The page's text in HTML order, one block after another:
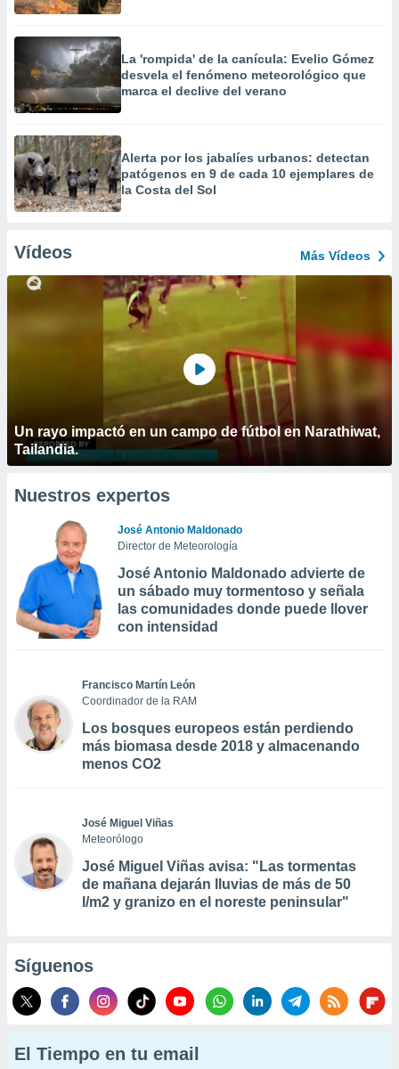
La 'rompida' de la canícula: Evelio Gómez
desvela el fenómeno meteorológico que
marca el declive del verano
Alerta por los jabalíes urbanos: detectan
patógenos en 9 de cada 10 ejemplares de
la Costa del Sol
Vídeos Más Vídeos
Un rayo impactó en un campo de fútbol en Narathiwat,
Tailandia.
Nuestros expertos
José Antonio Maldonado
Director de Meteorología
José Antonio Maldonado advierte de
un sábado muy tormentoso y señala
las comunidades donde puede llover
con intensidad
Francisco Martín León
Coordinador de la RAM
Los bosques europeos están perdiendo
más biomasa desde 2018 y almacenando
menos CO2
José Miguel Viñas
Meteorólogo
José Miguel Viñas avisa: "Las tormentas
de mañana dejarán lluvias de más de 50
l/m2 y granizo en el noreste peninsular"
Síguenos
El Tiempo en tu email